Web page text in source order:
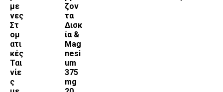
με
νες
Στ
ομ
ατι
κές
Ται
νίε
ς
ζον
τα
Δισκ
ία &
Mag
nesi
um
375
mg